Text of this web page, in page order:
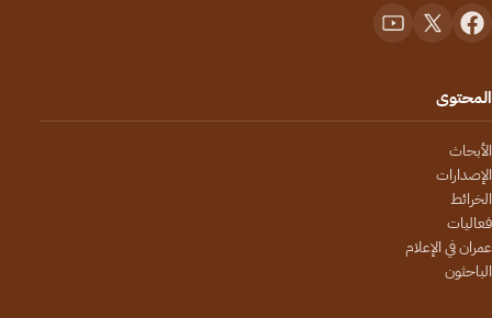
المحتوى
الأبحاث
الإصدارات
الخرائط
فعاليات
عمران في الإعلام
الباحثون